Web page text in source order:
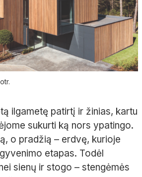
ilgametę patirtį ir žinias, kartu
sukurti ką nors ypatingo.
o pradžią – erdvę, kurioje
etapas. Todėl
sienų ir stogo – stengėmės